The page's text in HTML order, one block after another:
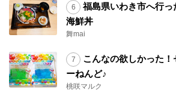
福島県いわき市へ行
海鮮丼
舞mai
こんなの欲しかった！
ーねんど♪
桃咲マルク